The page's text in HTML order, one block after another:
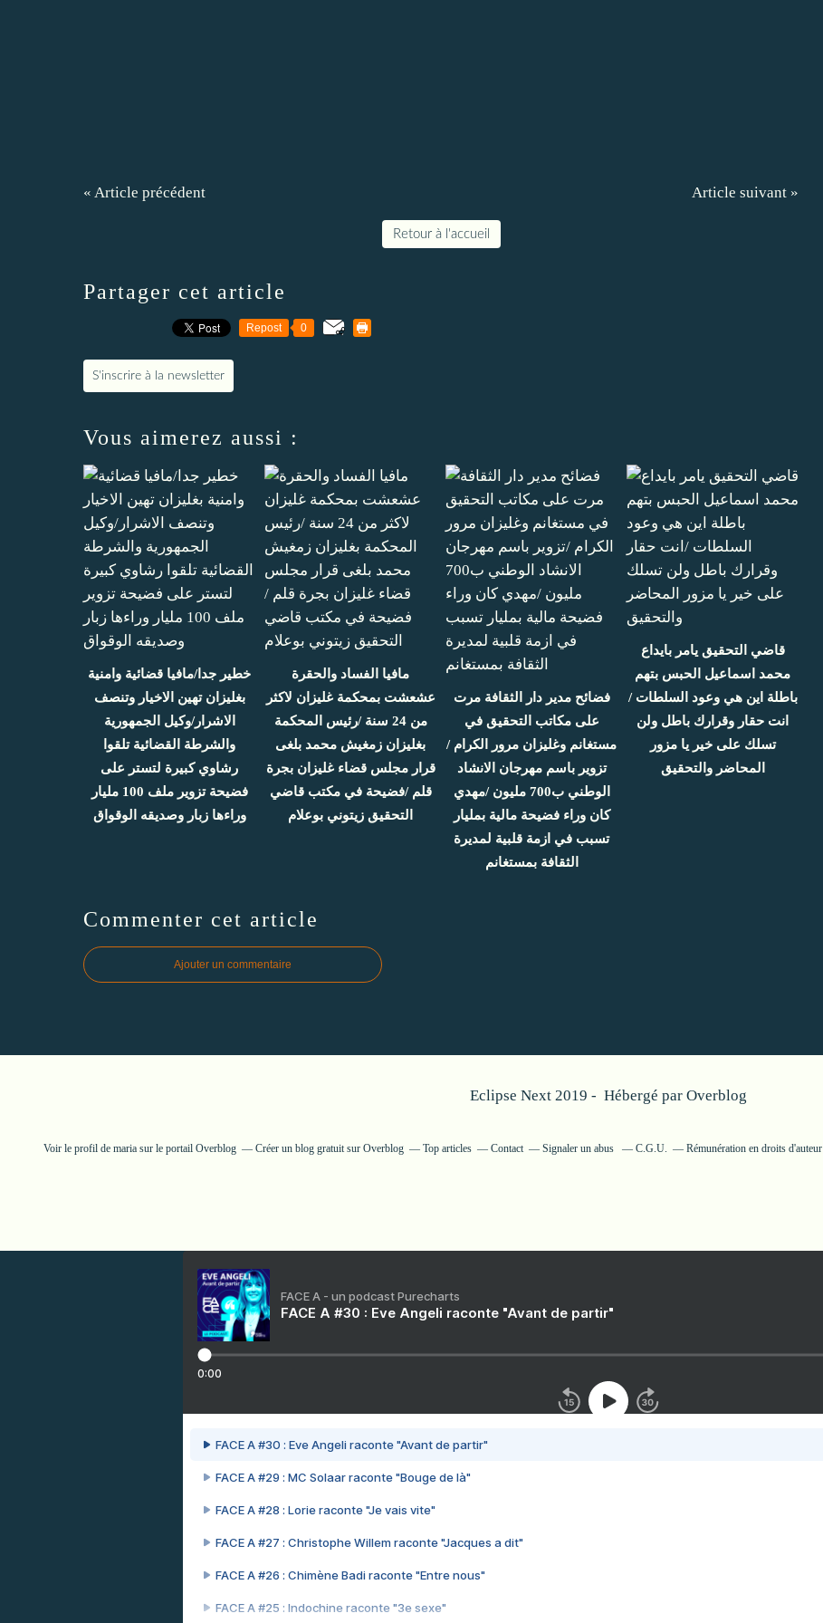
« Article précédent Article suivant »
Retour à l'accueil
Partager cet article
Repost 0
S'inscrire à la newsletter
Vous aimerez aussi :
خطير جدا/مافيا قضائية وامنية
بغليزان تهين الاخيار وتنصف
الاشرار/وكيل الجمهورية
والشرطة القضائية تلقوا
رشاوي كبيرة لتستر على
فضيحة تزوير ملف 100 مليار
وراءها زبار وصديقه الوقواق
مافيا الفساد والحقرة
عشعشت بمحكمة غليزان لاكثر
من 24 سنة /رئيس المحكمة
بغليزان زمغيش محمد بلغى
قرار مجلس قضاء غليزان بجرة
قلم /فضيحة في مكتب قاضي
التحقيق زيتوني بوعلام
فضائح مدير دار الثقافة مرت
على مكاتب التحقيق في
مستغانم وغليزان مرور الكرام /
تزوير باسم مهرجان الانشاد
الوطني ب700 مليون /مهدي
كان وراء فضيحة مالية بمليار
تسبب في ازمة قلبية لمديرة
الثقافة بمستغانم
قاضي التحقيق يامر بايداع
محمد اسماعيل الحبس بتهم
باطلة اين هي وعود السلطات /
انت حقار وقرارك باطل ولن
تسلك على خير يا مزور
المحاضر والتحقيق
Commenter cet article
Ajouter un commentaire
Eclipse Next 2019 - Hébergé par Overblog
Voir le profil de mariasur le portail Overblog Créer un blog gratuit sur Overblog Top articles Contact Signaler un abus C.G.U. Rémunération en droits d'auteur
FACE A - un podcast Purecharts
FACE A #30 : Eve Angeli raconte "Avant de partir"
0:00
FACE A #30 : Eve Angeli raconte "Avant de partir"
FACE A #29 : MC Solaar raconte "Bouge de là"
FACE A #28 : Lorie raconte "Je vais vite"
FACE A #27 : Christophe Willem raconte "Jacques a dit"
FACE A #26 : Chimène Badi raconte "Entre nous"
FACE A #25 : Indochine raconte "3e sexe"